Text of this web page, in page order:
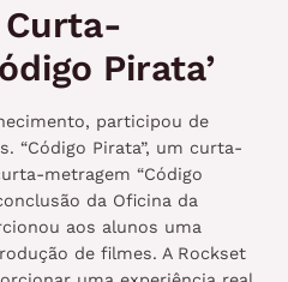
Curta-
Pirata’
participou de
“Código Pirata”, um curta-
metragem “Código
da Oficina da
aos alunos uma
de filmes. A Rockset